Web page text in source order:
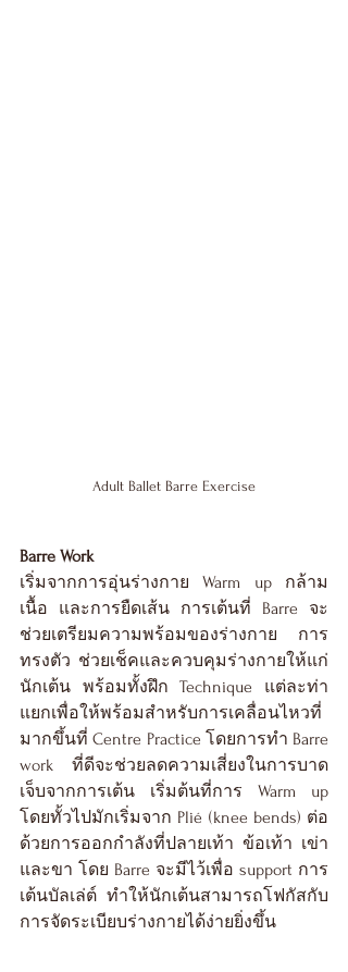
Adult Ballet Barre Exercise
Barre Work
เริ่มจากการอุ่นร่างกาย Warm up กล้าม
เนื้อ และการยืดเส้น การเต้นที่ Barre จะ
ช่วยเตรียมความพร้อมของร่างกาย การ
ทรงตัว ช่วยเช็คและควบคุมร่างกายให้แก่
นักเต้น พร้อมทั้งฝึก Technique แต่ละท่า
แยกเพื่อให้พร้อมสำหรับการเคลื่อนไหวที่
มากขึ้นที่ Centre Practice โดยการทำ Barre
work ที่ดีจะช่วยลดความเสี่ยงในการบาด
เจ็บจากการเต้น เริ่มต้นที่การ Warm up
โดยทั้วไปมักเริ่มจาก Plié (knee bends) ต่อ
ด้วยการออกกำลังที่ปลายเท้า ข้อเท้า เข่า
และขา โดย Barre จะมีไว้เพื่อ support การ
เต้นบัลเล่ต์ ทำให้นักเต้นสามารถโฟกัสกับ
การจัดระเบียบร่างกายได้ง่ายยิ่งขึ้น